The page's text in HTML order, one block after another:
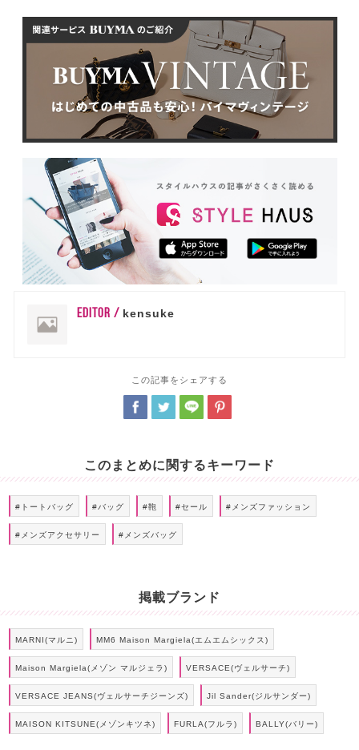
EDITOR / kensuke
この記事をシェアする
このまとめに関するキーワード
#トートバッグ #バッグ #鞄 #セール #メンズファッション
#メンズアクセサリー #メンズバッグ
掲載ブランド
MARNI(マルニ) MM6 Maison Margiela(エムエムシックス)
Maison Margiela(メゾン マルジェラ) VERSACE(ヴェルサーチ)
VERSACE JEANS(ヴェルサーチジーンズ) Jil Sander(ジルサンダー)
MAISON KITSUNE(メゾンキツネ) FURLA(フルラ) BALLY(バリー)